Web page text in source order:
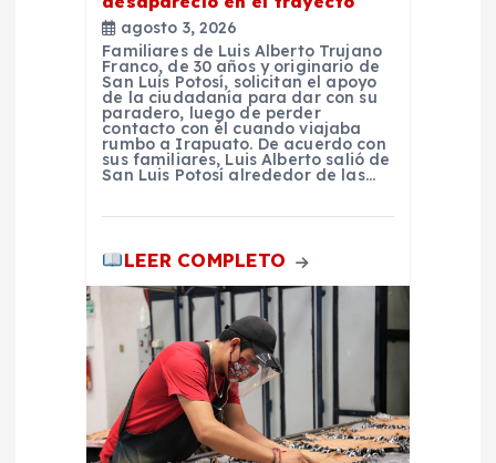
agosto 3, 2026
Familiares de Luis Alberto Trujano
Franco, de 30 años y originario de
San Luis Potosí, solicitan el apoyo
de la ciudadanía para dar con su
paradero, luego de perder
contacto con él cuando viajaba
rumbo a Irapuato. De acuerdo con
sus familiares, Luis Alberto salió de
San Luis Potosí alrededor de las…
LEER COMPLETO